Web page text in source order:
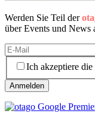
Werden Sie Teil der
über Events und News
Ich akzeptiere die